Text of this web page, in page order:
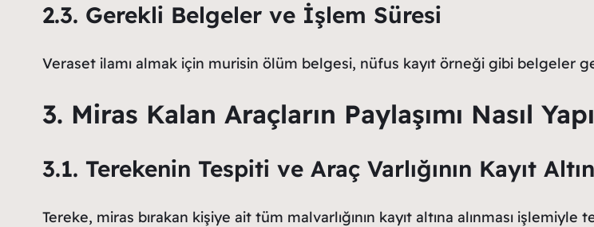
2.3. Gerekli Belgeler ve İşlem Süresi
Veraset ilamı almak için murisin ölüm belgesi, nüfus kayıt örneği gibi belgeler
3. Miras Kalan Araçların Paylaşımı Nasıl
3.1. Terekenin Tespiti ve Araç Varlığının Kayıt
Tereke, miras bırakan kişiye ait tüm malvarlığının kayıt altına alınması